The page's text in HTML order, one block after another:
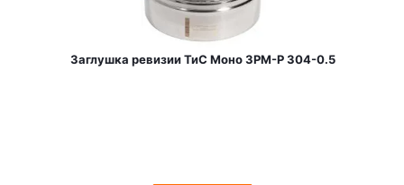
Заглушка ревизии ТиС Моно ЗРМ-Р 304-0.5